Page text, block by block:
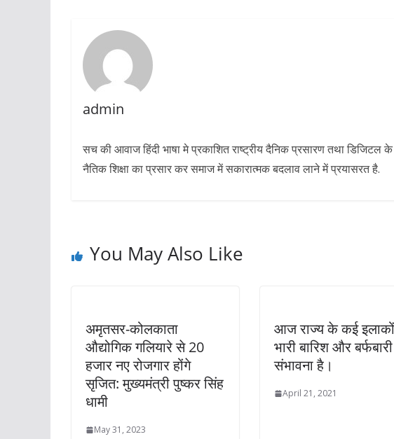
admin
सच की आवाज हिंदी भाषा मे प्रकाशित राष्ट्रीय दैनिक प्रसारण तथा
नैतिक शिक्षा का प्रसार कर समाज में सकारात्मक बदलाव लाने में प्रयासरत है.
You May Also Like
अमृतसर-कोलकाता
औद्योगिक गलियारे से 20
हजार नए रोजगार होंगे
सृजित: मुख्यमंत्री पुष्कर सिंह
धामी
May 31, 2023
आज राज्य के कई
भारी बारिश और
संभावना है।
April 21, 2021